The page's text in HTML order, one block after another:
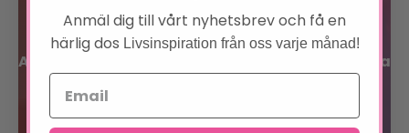
Exklusiva erbjudanden
Allt inom sinne, kropp och själ på en och samma
Anmäl dig till vårt nyhetsbrev och få en
härlig dos Livsinspiration från oss varje månad!